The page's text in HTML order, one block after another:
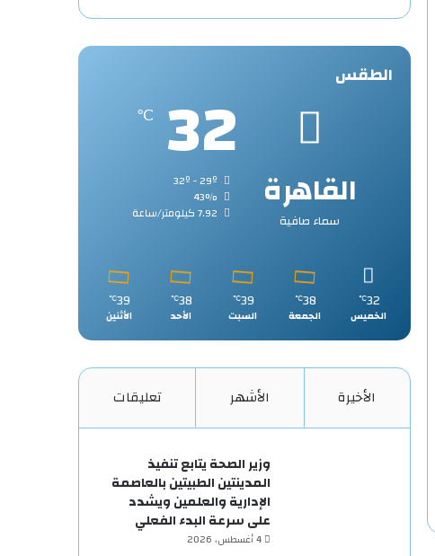
الطقس
القاهرة
سماء صافية
32
℃
43%
7.92 كيلومتر/ساعة
32
℃
الخميس
38
℃
الجمعة
39
℃
السبت
38
℃
الأحد
39
℃
الأثنين
الأخيرة الأشهر تعليقات
وزير الصحة يتابع تنفيذ
المدينتين الطبيتين بالعاصمة
الإدارية والعلمين ويشدد
على سرعة البدء الفعلي
4 أغسطس، 2026